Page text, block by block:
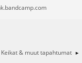
Keikat & muut tapahtumat ►